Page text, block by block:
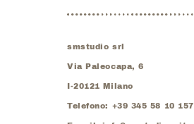
smstudio srl
Via Paleocapa, 6
I-20121 Milano
Telefono: +39 345 58 10 157